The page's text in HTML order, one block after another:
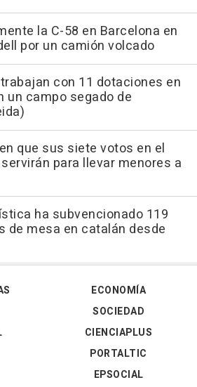
la C-58 en Barcelona en
por un camión volcado
con 11 dotaciones en
un campo segado de
que sus siete votos en el
para llevar menores a
ha subvencionado 119
de mesa en catalán desde
ECONOMÍA
SOCIEDAD
CIENCIAPLUS
PORTALTIC
EPSOCIAL